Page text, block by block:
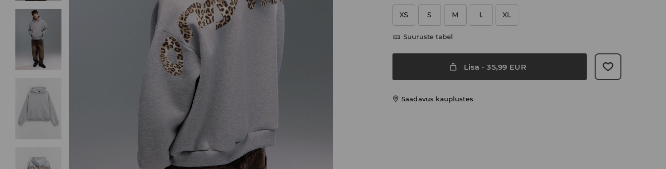
XS S M L XL
Suuruste tabel
Lisa -35,99 EUR
Saadavus kauplustes